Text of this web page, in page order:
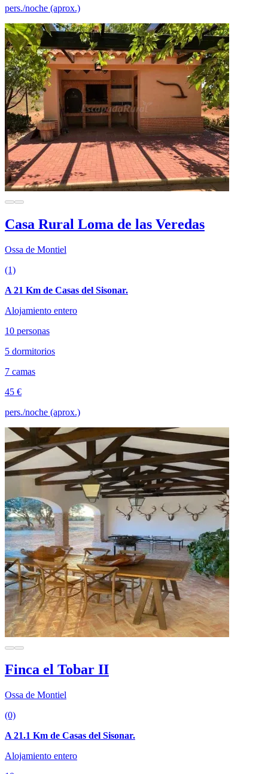
pers./noche (aprox.)
Casa Rural Loma de las Veredas
Ossa de Montiel
(1)
A 21 Km de Casas del Sisonar.
Alojamiento entero
10 personas
5 dormitorios
7 camas
45 €
pers./noche (aprox.)
Finca el Tobar II
Ossa de Montiel
(0)
A 21.1 Km de Casas del Sisonar.
Alojamiento entero